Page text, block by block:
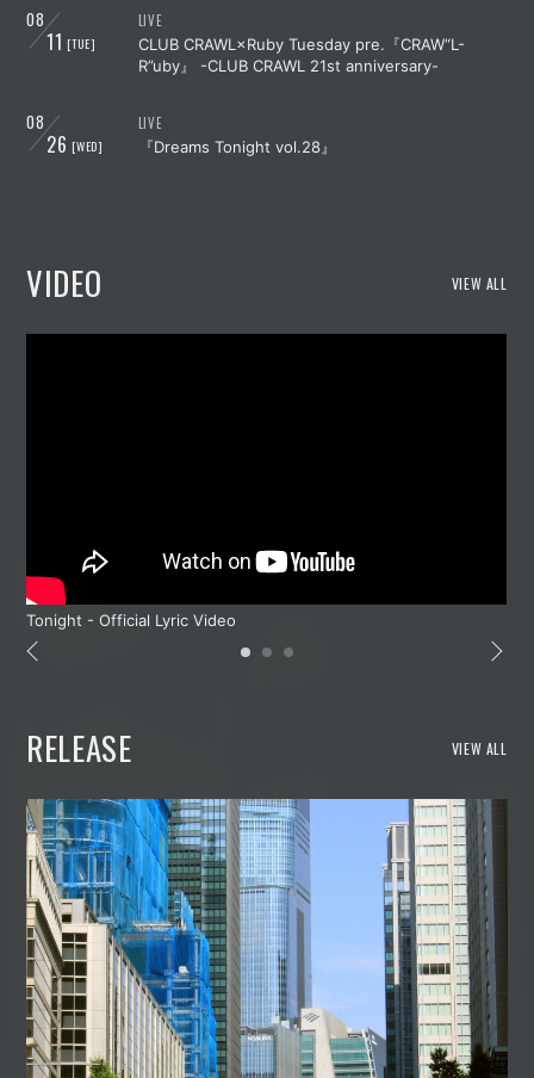
08
11 [TUE]
LIVE
CLUB CRAWL×Ruby Tuesday pre.『CRAW“L-
R”uby』 -CLUB CRAWL 21st anniversary-
08
26 [WED]
LIVE
『Dreams Tonight vol.28』
VIDEO VIEW ALL
Tonight - Official Lyric Video
RELEASE VIEW ALL